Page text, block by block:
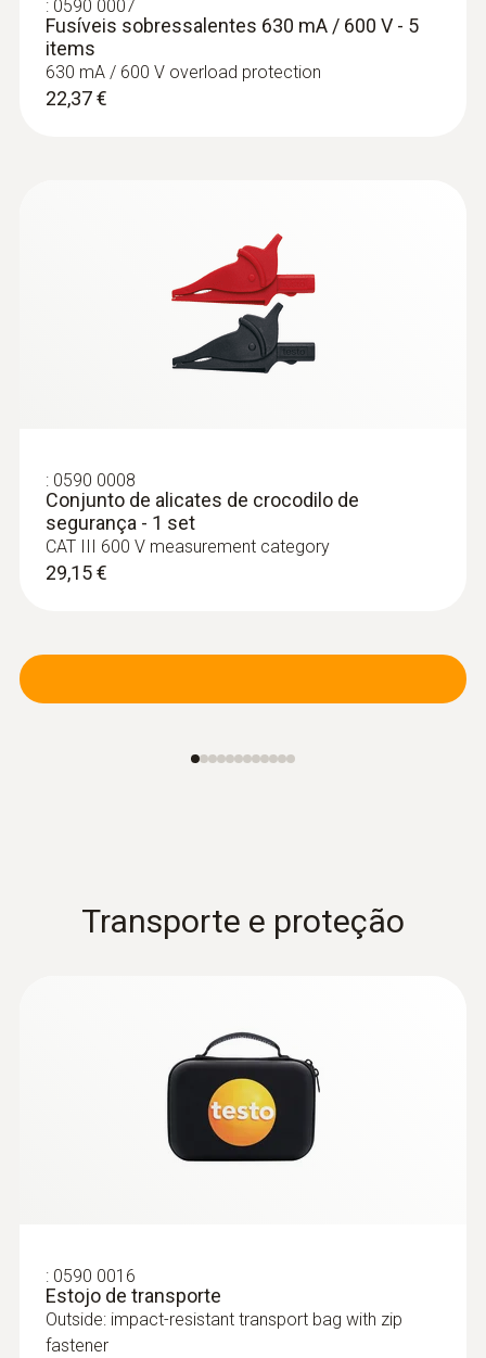
Sonda magnética, força de aderência aprox.
20 N, com íman, para a medição em
superfícies metálicas, TP Tipo K
aprox. 10 N, com íman, p...
:0602 0393
Sonda de superfície de ação rápida
com termopar cruzado, tam...
Sonda de superfície de ação rápida com
: 0590 0007
Fusíveis sobressalentes 630 mA / 600 V - 5
items
630 mA / 600 V overload protection
22,37 €
: 0590 0008
Conjunto de alicates de crocodilo de
segurança - 1 set
CAT III 600 V measurement category
29,15 €
Transporte e proteção
: 0590 0016
Estojo de transporte
Outside: impact-resistant transport bag with zip
fastener